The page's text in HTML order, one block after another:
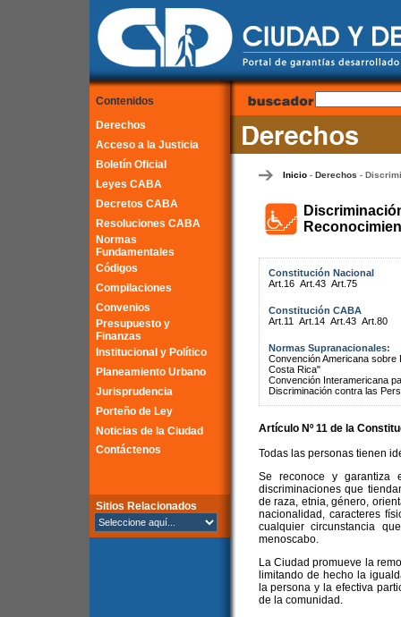
Contenidos
Derechos
Acceso a la Justicia
Boletín Oficial
Leyes CABA
Decretos CABA
Resoluciones CABA
Normas
Fundamentales
Códigos
Compilaciones
Convenios
Presupuesto y
Finanzas
Institucional y Político
Planeamiento Urbano
Jurisprudencia
Porteño de Ley
Noticias de la Ciudad
Contáctenos
Sitios Relacionados
Inicio- Derechos -
Constitución Nacional
Art.16 Art.43 Art.75
Constitución CABA
Art.11
Art.14 Art.43 Art.80
Normas Supranacionales:
Convención Americana
Costa Rica"
Convención Interamericana
Discriminación contra las
Artículo Nº 11 de la
Todas las personas tienen
Se reconoce y garantiza
discriminaciones que
de raza, etnia, género,
nacionalidad, caracteres
cualquier circunstancia
menoscabo.
La Ciudad promueve la
limitando de hecho la
la persona y la efectiva
de la comunidad.